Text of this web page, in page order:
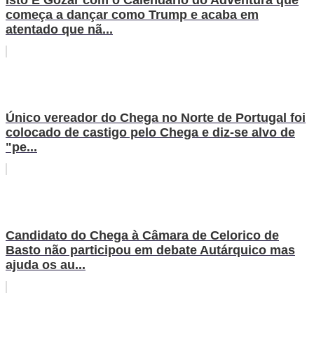
começa a dançar como Trump e acaba em
atentado que nã...
Único vereador do Chega no Norte de Portugal foi
colocado de castigo pelo Chega e diz-se alvo de
"pe...
Candidato do Chega à Câmara de Celorico de
Basto não participou em debate Autárquico mas
ajuda os au...